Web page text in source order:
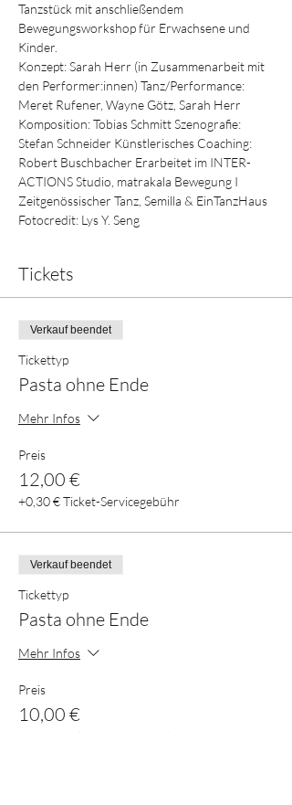
Tanzstück mit anschließendem
Bewegungsworkshop für Erwachsene und
Kinder.
Konzept: Sarah Herr (in Zusammenarbeit mit
den Performer:innen) Tanz/Performance:
Meret Rufener, Wayne Götz, Sarah Herr
Komposition: Tobias Schmitt Szenografie:
Stefan Schneider Künstlerisches Coaching:
Robert Buschbacher Erarbeitet im INTER-
ACTIONS Studio, matrakala Bewegung I
Zeitgenössischer Tanz, Semilla & EinTanzHaus
Fotocredit: Lys Y. Seng
Tickets
Verkauf beendet
Tickettyp
Pasta ohne Ende
Mehr Infos
Preis
12,00 €
+0,30 € Ticket-Servicegebühr
Verkauf beendet
Tickettyp
Pasta ohne Ende
Mehr Infos
Preis
10,00 €
+0,25 € Ticket-Servicegebühr